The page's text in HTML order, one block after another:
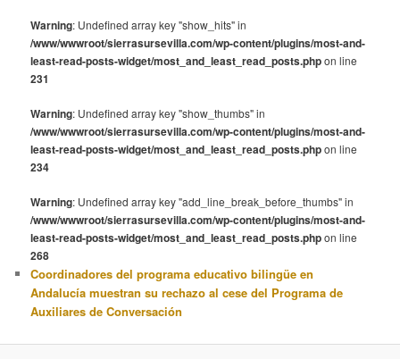
Warning: Undefined array key "show_hits" in
/www/wwwroot/sierrasursevilla.com/wp-content/plugins/most-and-
least-read-posts-widget/most_and_least_read_posts.phpon line
231
Warning: Undefined array key "show_thumbs" in
/www/wwwroot/sierrasursevilla.com/wp-content/plugins/most-and-
least-read-posts-widget/most_and_least_read_posts.phpon line
234
Warning: Undefined array key "add_line_break_before_thumbs" in
/www/wwwroot/sierrasursevilla.com/wp-content/plugins/most-and-
least-read-posts-widget/most_and_least_read_posts.phpon line
268
Coordinadores del programa educativo bilingüe en
Andalucía muestran su rechazo al cese del Programa de
Auxiliares de Conversación